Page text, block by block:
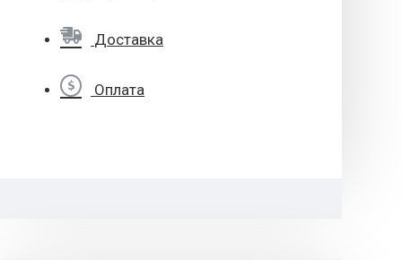
Доставка
Оплата